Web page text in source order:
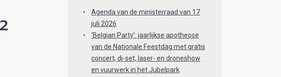
Agenda van de ministerraad van 17
juli 2026
‘Belgian Party’: jaarlijkse apotheose
van de Nationale Feestdag met gratis
concert, dj-set, laser- en droneshow
en vuurwerk in het Jubelpark